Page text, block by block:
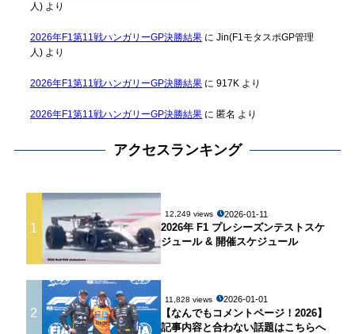
人)より
2026年F1第11戦ハンガリーGP決勝結果に Jin(F1モタスポGP管理
人)より
2026年F1第11戦ハンガリーGP決勝結果に 917Kより
2026年F1第11戦ハンガリーGP決勝結果に 匿名 より
アクセスランキング
1
12,249 views 2026-01-11
2026年 F1 プレシーズンテストスケ
ジュール & 開催スケジュール
2
11,828 views 2026-01-01
【なんでもコメントページ！2026】
記事内容と合わない話題はこちらへ